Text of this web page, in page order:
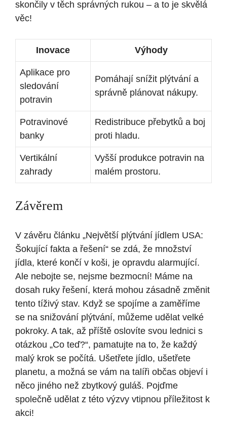
skončily v těch správných rukou – a to je skvělá
věc!
Inovace Výhody
Aplikace pro
sledování
potravin
Pomáhají snížit plýtvání a
správně plánovat nákupy.
Potravinové
banky
Redistribuce přebytků a boj
proti hladu.
Vertikální
zahrady
Vyšší produkce potravin na
malém prostoru.
Závěrem
V závěru článku „Největší plýtvání jídlem USA:
Šokující fakta a řešení“ se zdá, že množství
jídla, které končí v koši, je opravdu alarmující.
Ale nebojte se, nejsme bezmocní! Máme na
dosah ruky řešení, která mohou zásadně změnit
tento tíživý stav. Když se spojíme a zaměříme
se na snižování plýtvání, můžeme udělat velké
pokroky. A tak, až příště oslovíte svou lednici s
otázkou „Co teď?“, pamatujte na to, že každý
malý krok se počítá. Ušetřete jídlo, ušetřete
planetu, a možná se vám na talíři občas objeví i
něco jiného než zbytkový guláš. Pojďme
společně udělat z této výzvy vtipnou příležitost k
akci!